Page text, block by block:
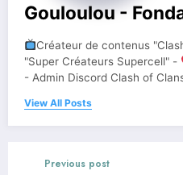
Gouloulou -
Créateur de contenus
"Super Créateurs Supercell" -
- Admin Discord Clash of
View All Posts
Previous post